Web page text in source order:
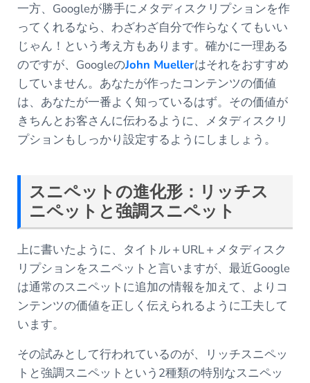
一方、Googleが勝手にメタディスクリプションを作
ってくれるなら、わざわざ自分で作らなくてもいい
じゃん！という考え方もあります。確かに一理ある
のですが、GoogleのJohn Muellerはそれをおすすめ
していません。あなたが作ったコンテンツの価値
は、あなたが一番よく知っているはず。その価値が
きちんとお客さんに伝わるように、メタディスクリ
プションもしっかり設定するようにしましょう。
スニペットの進化形：リッチス
ニペットと強調スニペット
上に書いたように、タイトル＋URL＋メタディスク
リプションをスニペットと言いますが、最近Google
は通常のスニペットに追加の情報を加えて、よりコ
ンテンツの価値を正しく伝えられるように工夫して
います。
その試みとして行われているのが、リッチスニペッ
トと強調スニペットという2種類の特別なスニペッ